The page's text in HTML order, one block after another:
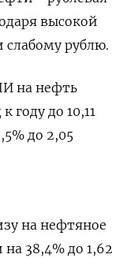
высокой
слабому рублю.
на нефть
году до 10,11
до 2,05
на нефтяное
38,4% до 1,62